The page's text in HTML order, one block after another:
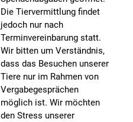
Die Tiervermittlung findet
jedoch nur nach
Terminvereinbarung statt.
Wir bitten um Verständnis,
dass das Besuchen unserer
Tiere nur im Rahmen von
Vergabegesprächen
möglich ist. Wir möchten
den Stress unserer